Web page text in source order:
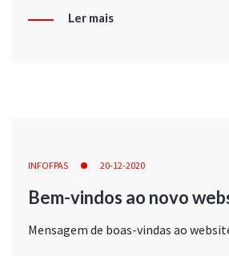
Ler mais
INFOFPAS 20-12-2020
Bem-vindos ao novo
Mensagem de boas-vindas ao